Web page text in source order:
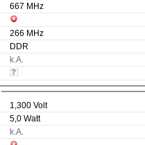
667 MHz
266 MHz
DDR
k.A.
1,300 Volt
5,0 Watt
k.A.